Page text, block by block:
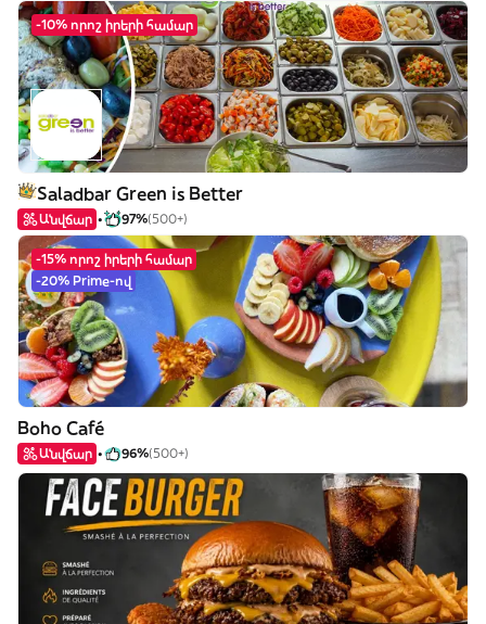
-10% որոշ իրերի համար
Saladbar Green is Better
Անվճար 97%(500+)
-15% որոշ իրերի համար
-20% Prime-ով
Boho Café
Անվճար 96%(500+)